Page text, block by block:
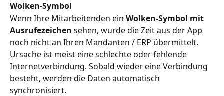
Wolken-Symbol
Wenn Ihre Mitarbeitenden ein Wolken-Symbol mit
Ausrufezeichen sehen, wurde die Zeit aus der App
noch nicht an Ihren Mandanten / ERP übermittelt.
Ursache ist meist eine schlechte oder fehlende
Internetverbindung. Sobald wieder eine Verbindung
besteht, werden die Daten automatisch
synchronisiert.